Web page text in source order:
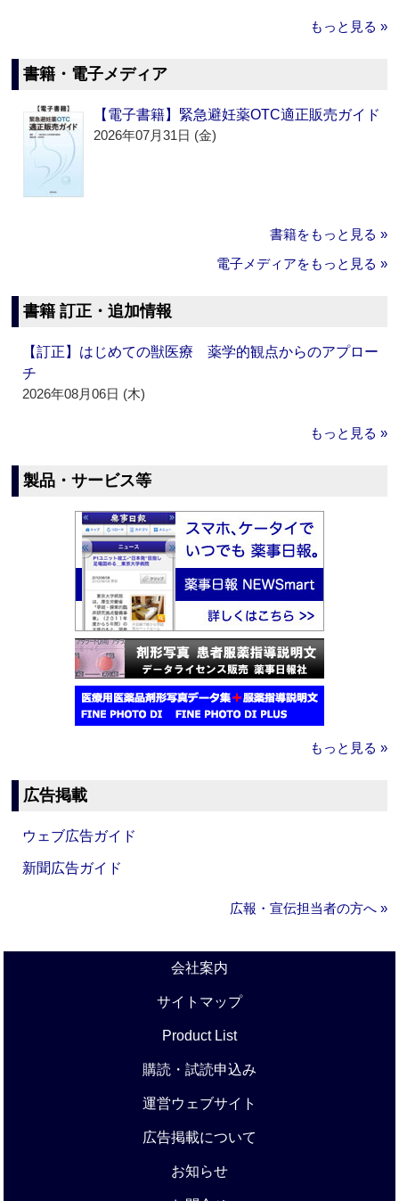
もっと見る »
書籍・電子メディア
【電子書籍】緊急避妊薬OTC適正販売ガイド
2026年07月31日 (金)
書籍をもっと見る »
電子メディアをもっと見る »
書籍 訂正・追加情報
【訂正】はじめての獣医療 薬学的観点からのアプロー
チ
2026年08月06日 (木)
もっと見る »
製品・サービス等
もっと見る »
広告掲載
ウェブ広告ガイド
新聞広告ガイド
広報・宣伝担当者の方へ »
会社案内
サイトマップ
Product List
購読・試読申込み
運営ウェブサイト
広告掲載について
お知らせ